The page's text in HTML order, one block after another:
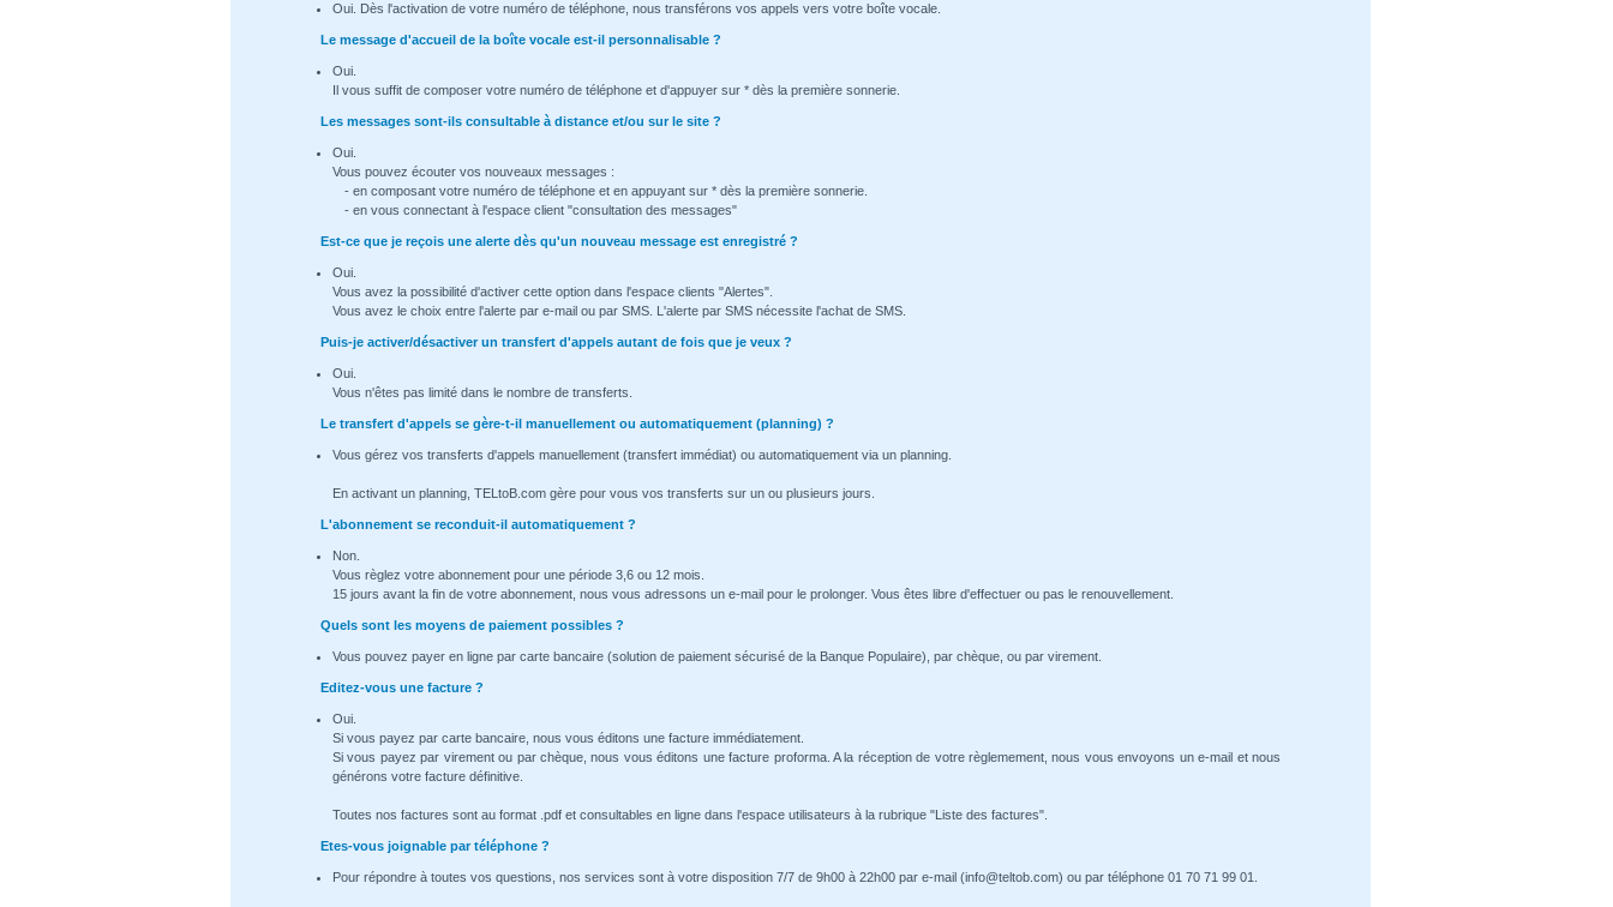
Oui. Dès l'activation de votre numéro de téléphone, nous transférons vos appels vers votre boîte vocale.
Le message d'accueil de la boîte vocale est-il personnalisable ?
Oui.
Il vous suffit de composer votre numéro de téléphone et d'appuyer sur * dès la première sonnerie.
Les messages sont-ils consultable à distance et/ou sur le site ?
Oui.
Vous pouvez écouter vos nouveaux messages :
- en composant votre numéro de téléphone et en appuyant sur * dès la première sonnerie.
- en vous connectant à l'espace client "consultation des messages"
Est-ce que je reçois une alerte dès qu'un nouveau message est enregistré ?
Oui.
Vous avez la possibilité d'activer cette option dans l'espace clients "Alertes".
Vous avez le choix entre l'alerte par e-mail ou par SMS. L'alerte par SMS nécessite l'achat de SMS.
Puis-je activer/désactiver un transfert d'appels autant de fois que je veux ?
Oui.
Vous n'êtes pas limité dans le nombre de transferts.
Le transfert d'appels se gère-t-il manuellement ou automatiquement (planning) ?
Vous gérez vos transferts d'appels manuellement (transfert immédiat) ou automatiquement via un planning.
En activant un planning, TELtoB.com gère pour vous vos transferts sur un ou plusieurs jours.
L'abonnement se reconduit-il automatiquement ?
Non.
Vous règlez votre abonnement pour une période 3,6 ou 12 mois.
15 jours avant la fin de votre abonnement, nous vous adressons un e-mail pour le prolonger. Vous êtes libre d'effectuer ou pas le renouvellement.
Quels sont les moyens de paiement possibles ?
Vous pouvez payer en ligne par carte bancaire (solution de paiement sécurisé de la Banque Populaire), par chèque, ou par virement.
Editez-vous une facture ?
Oui.
Si vous payez par carte bancaire, nous vous éditons une facture immédiatement.
Si vous payez par virement ou par chèque, nous vous éditons une facture proforma. A la réception de votre règlemement, nous vous envoyons un e-mail et nous
générons votre facture définitive.
Toutes nos factures sont au format .pdf et consultables en ligne dans l'espace utilisateurs à la rubrique "Liste des factures".
Etes-vous joignable par téléphone ?
Pour répondre à toutes vos questions, nos services sont à votre disposition 7/7 de 9h00 à 22h00 par e-mail (info@teltob.com) ou par téléphone 01 70 71 99 01.